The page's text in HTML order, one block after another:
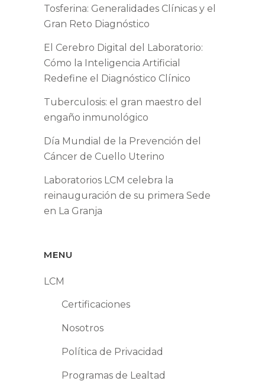
Tosferina: Generalidades Clínicas y el
Gran Reto Diagnóstico
El Cerebro Digital del Laboratorio:
Cómo la Inteligencia Artificial
Redefine el Diagnóstico Clínico
Tuberculosis: el gran maestro del
engaño inmunológico
Día Mundial de la Prevención del
Cáncer de Cuello Uterino
Laboratorios LCM celebra la
reinauguración de su primera Sede
en La Granja
MENU
LCM
Certificaciones
Nosotros
Política de Privacidad
Programas de Lealtad